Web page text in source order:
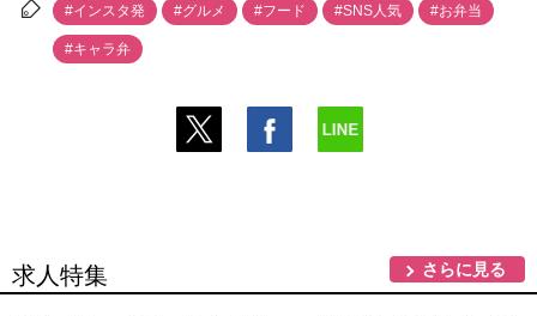
#インスタ発 #グルメ #フード #SNS人気 #お弁当
#キャラ弁
求人特集 さらに見る